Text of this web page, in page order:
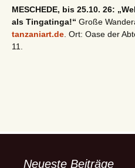
MESCHEDE, bis 25.10. 26:
als Tingatinga!“ Große
tanzaniart.de . Ort: Oase der
11.
Neueste Beiträge